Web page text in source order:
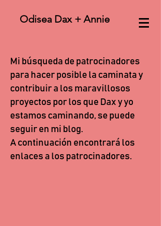
Odisea Dax + Annie
Mi búsqueda de patrocinadores
para hacer posible la caminata y
contribuir a los maravillosos
proyectos por los que Dax y yo
estamos caminando, se puede
seguir en mi blog.
A continuación encontrará los
enlaces a los patrocinadores.